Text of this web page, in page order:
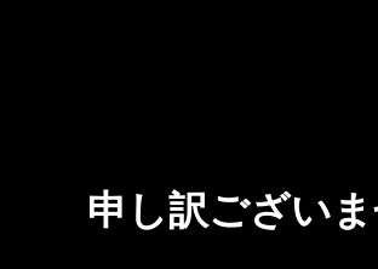
申し訳ござい